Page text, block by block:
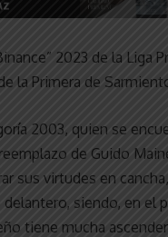
2023 de la
la Primera de
2003, quien se
de Guido
sus virtudes en
siendo, en el
tiene mucha